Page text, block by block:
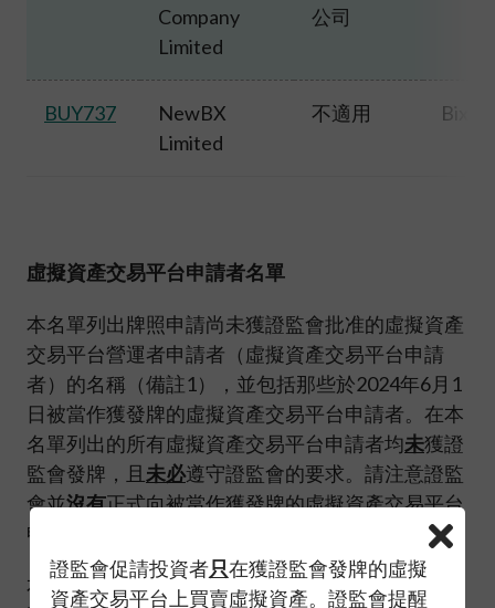
Company
Limited
公司
BUY737
NewBX
Limited
不適用
虛擬資產交易平台申請者名單
本名單列出牌照申請尚未獲證監會批准的虛擬資產
交易平台營運者申請者（虛擬資產交易平台申請
者）的名稱（備註1），並包括那些於2024年6月1
日被當作獲發牌的虛擬資產交易平台申請者。在本
名單列出的所有虛擬資產交易平台申請者均未獲證
監會發牌，且 未必遵守證監會的要求。請注意證監
會並沒有正式向被當作獲發牌的虛擬資產交易平台
申請者發牌。
本名單的目的是為幫助公眾判斷一間虛擬資產交易
證監會促請投資者只在獲證監會發牌的虛擬
資產交易平台上買賣虛擬資產。證監會提醒